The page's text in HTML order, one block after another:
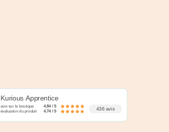
Kurious Apprentice
avis sur la boutique 4.84 / 5
évaluation du produit 4.74 / 5 436 avis